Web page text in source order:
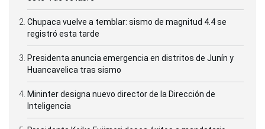
Chupaca vuelve a temblar: sismo de magnitud 4.4 se
registró esta tarde
Presidenta anuncia emergencia en distritos de Junín y
Huancavelica tras sismo
Mininter designa nuevo director de la Dirección de
Inteligencia